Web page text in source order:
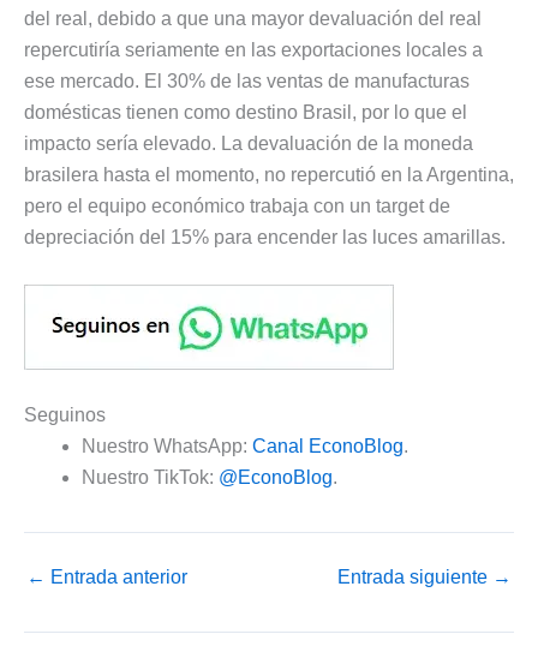
del real, debido a que una mayor devaluación del real
repercutiría seriamente en las exportaciones locales a
ese mercado. El 30% de las ventas de manufacturas
domésticas tienen como destino Brasil, por lo que el
impacto sería elevado. La devaluación de la moneda
brasilera hasta el momento, no repercutió en la Argentina,
pero el equipo económico trabaja con un target de
depreciación del 15% para encender las luces amarillas.
Seguinos
Nuestro WhatsApp: Canal EconoBlog.
Nuestro TikTok: @EconoBlog.
← Entrada anterior Entrada siguiente →